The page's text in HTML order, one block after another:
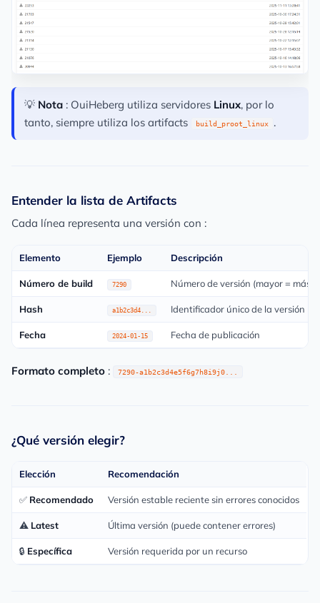
💡 Nota : OuiHeberg utiliza servidores Linux, por lo
tanto, siempre utiliza los artifacts
build_proot_linux .
Entender la lista de Artifacts
Cada línea representa una versión con :
Elemento Ejemplo Descripción
Número de build 7290 Número de versión (mayor = más
Hash a1b2c3d4... Identificador único de la versión
Fecha 2024-01-15 Fecha de publicación
Formato completo : 7290-a1b2c3d4e5f6g7h8i9j0...
¿Qué versión elegir?
Elección Recomendación
✅ Recomendado Versión estable reciente sin errores conocidos
⚠️ Latest Última versión (puede contener errores)
🔒 Específica Versión requerida por un recurso